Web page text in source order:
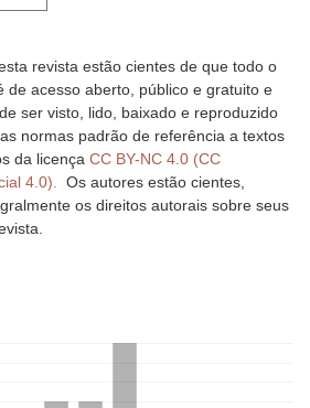
revista estão cientes de que todo o
de acesso aberto, público e gratuito e
ser visto, lido, baixado e reproduzido
normas padrão de referência a textos
da licença CC BY-NC 4.0 (CC
4.0). Os autores estão cientes,
os direitos autorais sobre seus